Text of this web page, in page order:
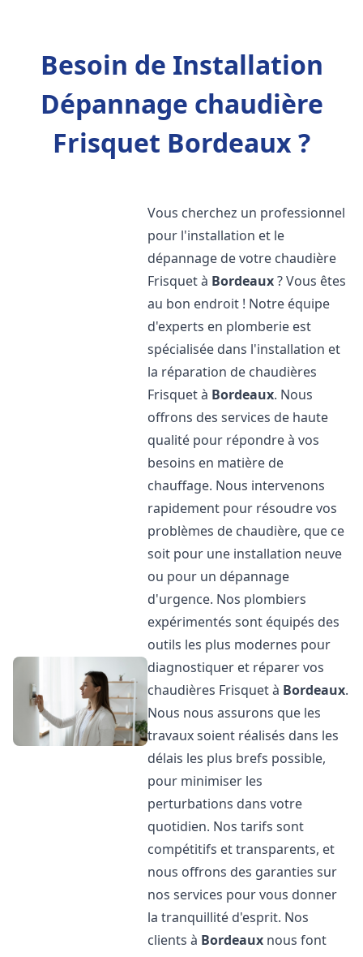
Besoin de Installation
Dépannage chaudière
Frisquet Bordeaux ?
Vous cherchez un professionnel
pour l'installation et le
dépannage de votre chaudière
Frisquet à Bordeaux? Vous êtes
au bon endroit ! Notre équipe
d'experts en plomberie est
spécialisée dans l'installation et
la réparation de chaudières
Frisquet à Bordeaux. Nous
offrons des services de haute
qualité pour répondre à vos
besoins en matière de
chauffage. Nous intervenons
rapidement pour résoudre vos
problèmes de chaudière, que ce
soit pour une installation neuve
ou pour un dépannage
d'urgence. Nos plombiers
expérimentés sont équipés des
outils les plus modernes pour
diagnostiquer et réparer vos
chaudières Frisquet à Bordeaux.
Nous nous assurons que les
travaux soient réalisés dans les
délais les plus brefs possible,
pour minimiser les
perturbations dans votre
quotidien. Nos tarifs sont
compétitifs et transparents, et
nous offrons des garanties sur
nos services pour vous donner
la tranquillité d'esprit. Nos
clients à Bordeaux nous font